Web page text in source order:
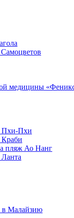
медицины
Пхи-Пхи
Краби
пляж Ао Нанг
в Малайзию